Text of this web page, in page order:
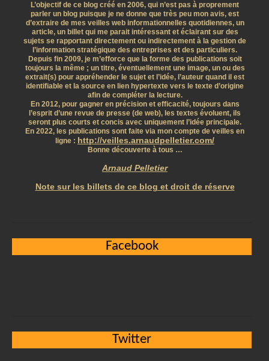
L’objectif de ce blog créé en 2006, qui n’est pas à proprement
parler un blog puisque je ne donne que très peu mon avis, est
d’extraire de mes veilles web informationnelles quotidiennes, un
article, un billet qui me parait intéressant et éclairant sur des
sujets se rapportant directement ou indirectement à la gestion de
l’information stratégique des entreprises et des particuliers.
Depuis fin 2009, je m’efforce que la forme des publications soit
toujours la même ; un titre, éventuellement une image, un ou des
extrait(s) pour appréhender le sujet et l’idée, l’auteur quand il est
identifiable et la source en lien hypertexte vers le texte d’origine
afin de compléter la lecture.
En 2012, pour gagner en précision et efficacité, toujours dans
l’esprit d’une revue de presse (de web), les textes évoluent, ils
seront plus courts et concis avec uniquement l’idée principale.
En 2022, les publications sont faite via mon compte de veilles en
ligne : http://veilles.arnaudpelletier.com/
Bonne découverte à tous …
Arnaud Pelletier
Note sur les billets de ce blog et droit de réserve
Facebook
Twitter